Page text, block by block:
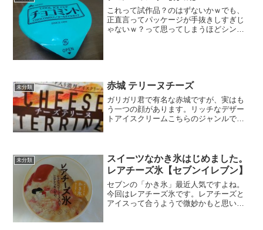
けにただ、パッケージが...
これって試作品？のはずないかｗでも、
正直言ってパッケージが手抜きしすぎじ
ゃないｗ？って思ってしまうほどシンプ
未分類 赤城 テリーヌチーズ
ガリガリ君で有名な赤城ですが、実はも
う一つの顔があります。リッチなデザー
トアイスクリームこちらのジャンルで外
なのです。今回はなんとチ...
未分類
スイーツなかき氷はじめました。
レアチーズ氷【セブンイレブン】
セブンの「かき氷」最近人気ですよね。
今回はレアチーズ氷です。レアチーズと
アイスって合うようで微妙かもと思いま